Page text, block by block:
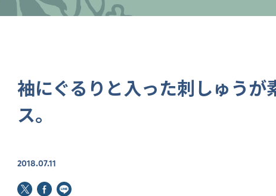
袖にぐるりと入った刺しゅうが
ス。
2018.07.11